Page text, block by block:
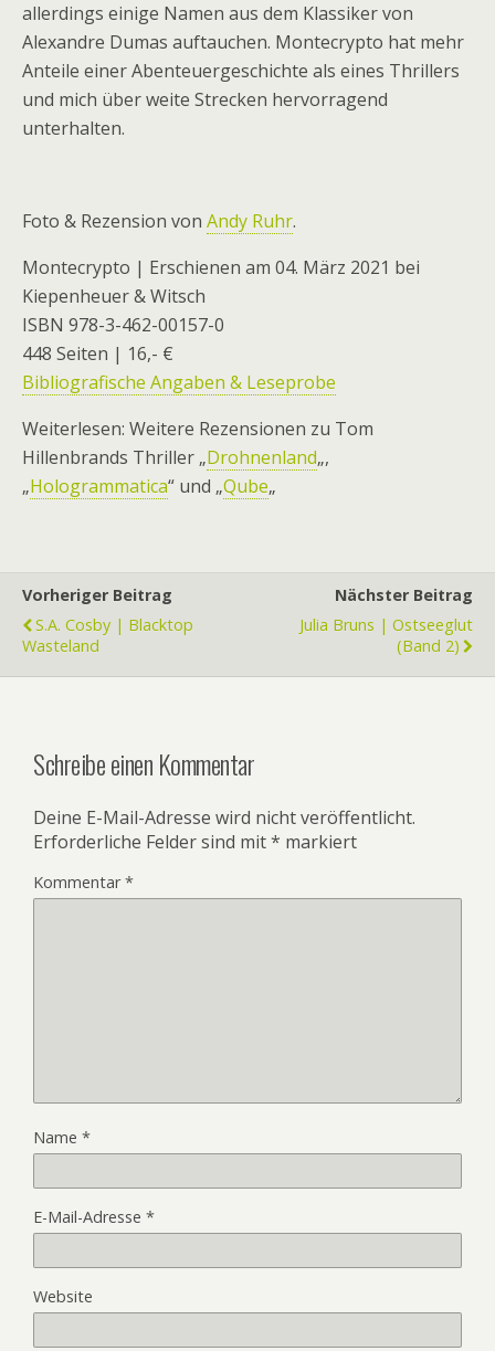
allerdings einige Namen aus dem Klassiker von
Alexandre Dumas auftauchen. Montecrypto hat mehr
Anteile einer Abenteuergeschichte als eines Thrillers
und mich über weite Strecken hervorragend
unterhalten.
Foto & Rezension von Andy Ruhr.
Montecrypto | Erschienen am 04. März 2021 bei
Kiepenheuer & Witsch
ISBN 978-3-462-00157-0
448 Seiten | 16,- €
Bibliografische Angaben & Leseprobe
Weiterlesen: Weitere Rezensionen zu Tom
Hillenbrands Thriller „Drohnenland„,
„Hologrammatica“ und „Qube„
Vorheriger Beitrag
S.A. Cosby | Blacktop
Wasteland
Nächster Beitrag
Julia Bruns | Ostseeglut
(Band 2)
Schreibe einen Kommentar
Deine E-Mail-Adresse wird nicht veröffentlicht.
Erforderliche Felder sind mit* markiert
Kommentar*
Name *
E-Mail-Adresse *
Website